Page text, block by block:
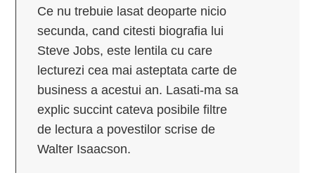
Ce nu trebuie lasat deoparte nicio
secunda, cand citesti biografia lui
Steve Jobs, este lentila cu care
lecturezi cea mai asteptata carte de
business a acestui an. Lasati-ma sa
explic succint cateva posibile filtre
de lectura a povestilor scrise de
Walter Isaacson.